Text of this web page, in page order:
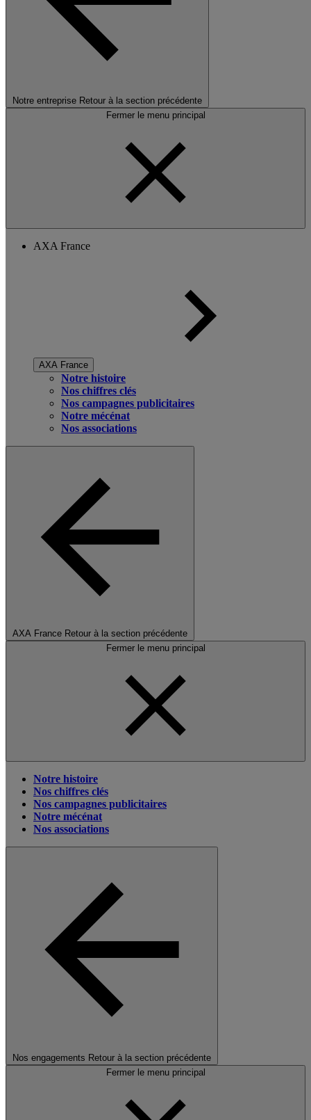
Notre entreprise Retour à la section précédente
Fermer le menu principal
AXA France
AXA France
Notre histoire
Nos chiffres clés
Nos campagnes publicitaires
Notre mécénat
Nos associations
AXA France Retour à la section précédente
Fermer le menu principal
Notre histoire
Nos chiffres clés
Nos campagnes publicitaires
Notre mécénat
Nos associations
Nos engagements Retour à la section précédente
Fermer le menu principal